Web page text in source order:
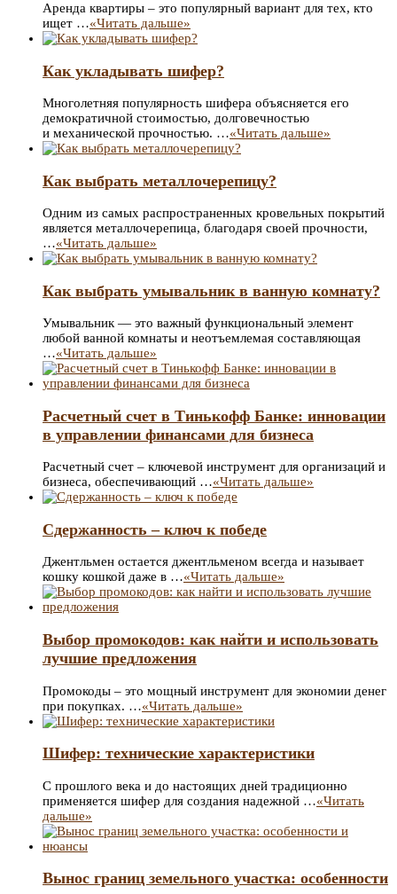
Аренда квартиры – это популярный вариант для тех, кто
ищет …«Читать дальше»
Как укладывать шифер?
Многолетняя популярность шифера объясняется его
демократичной стоимостью, долговечностью
и механической прочностью. …«Читать дальше»
Как выбрать металлочерепицу?
Одним из самых распространенных кровельных покрытий
является металлочерепица, благодаря своей прочности,
…«Читать дальше»
Как выбрать умывальник в ванную комнату?
Умывальник — это важный функциональный элемент
любой ванной комнаты и неотъемлемая составляющая
…«Читать дальше»
Расчетный счет в Тинькофф Банке: инновации
в управлении финансами для бизнеса
Расчетный счет – ключевой инструмент для организаций и
бизнеса, обеспечивающий …«Читать дальше»
Сдержанность – ключ к победе
Джентльмен остается джентльменом всегда и называет
кошку кошкой даже в …«Читать дальше»
Выбор промокодов: как найти и использовать
лучшие предложения
Промокоды – это мощный инструмент для экономии денег
при покупках. …«Читать дальше»
Шифер: технические характеристики
С прошлого века и до настоящих дней традиционно
применяется шифер для создания надежной …«Читать
дальше»
Вынос границ земельного участка: особенности